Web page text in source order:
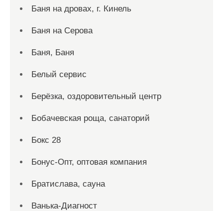
Баня на дровах, г. Кинель
Баня на Серова
Баня, Баня
Белый сервис
Берёзка, оздоровительный центр
Бобачевская роща, санаторий
Бокс 28
Бонус-Опт, оптовая компания
Братислава, сауна
Ванька-Диагност